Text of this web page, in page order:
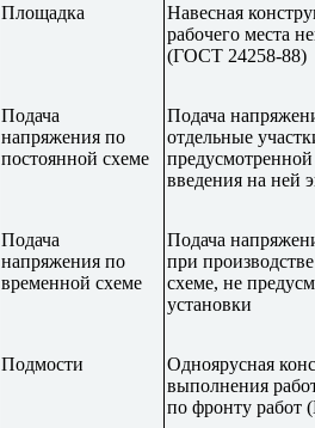
Площадка
Навесная
рабочего места
(ГОСТ 24258-88)
Подача
напряжения по
постоянной схеме
Подача
отдельные
введения на ней
Подача
напряжения по
временной схеме
Подача
при
схеме, не
установки
Подмости
Одноярусная
выполнения
по фронту работ